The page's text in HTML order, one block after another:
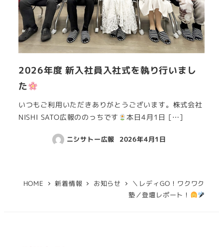
2026年度 新入社員入社式を執り行いまし
た
いつもご利用いただきありがとうございます。株式会社
NISHI SATO広報ののっちです
本日4月1日 […]
ニシサトー広報 2026年4月1日
HOME 新着情報 お知らせ
＼レディGO！ワクワク
塾／登壇レポート！